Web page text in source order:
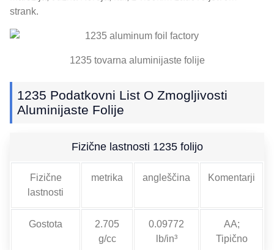
strank.
1235 tovarna aluminijaste folije
1235 Podatkovni List O Zmogljivosti
Aluminijaste Folije
Fizične lastnosti 1235 folijo
Fizične
lastnosti
metrika angleščina Komentarji
Gostota
2.705
g/cc
0.09772
lb/in³
AA;
Tipično